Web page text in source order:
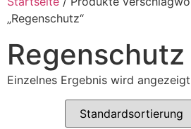
„Regenschutz“
Regenschutz
Einzelnes Ergebnis wird angezeigt